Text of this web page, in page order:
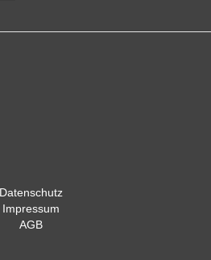
Datenschutz
Impressum
AGB